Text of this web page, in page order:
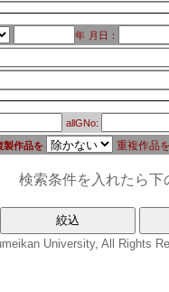
年 月日：
allGNo:
製作品を 重複作品
検索条件を入れたら
University, All Rights